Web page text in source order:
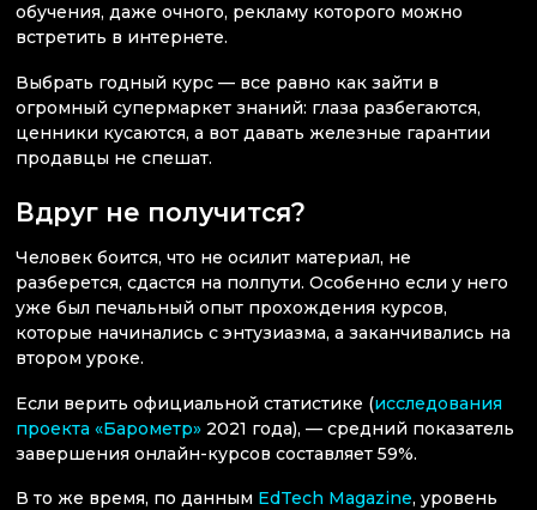
обучения, даже очного, рекламу которого можно
встретить в интернете.
Выбрать годный курс — все равно как зайти в
огромный супермаркет знаний: глаза разбегаются,
ценники кусаются, а вот давать железные гарантии
продавцы не спешат.
Вдруг не получится?
Человек боится, что не осилит материал, не
разберется, сдастся на полпути. Особенно если у него
уже был печальный опыт прохождения курсов,
которые начинались с энтузиазма, а заканчивались на
втором уроке.
Если верить официальной статистике (исследования
проекта «Барометр» 2021 года), — средний показатель
завершения онлайн-курсов составляет 59%.
В то же время, по данным EdTech Magazine, уровень